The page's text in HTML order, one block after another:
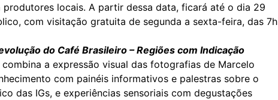
locais. A partir dessa data, ficará até o dia 29
com visitação gratuita de segunda a sexta-feira, das 7h
do Café Brasileiro – Regiões com Indicação
a expressão visual das fotografias de Marcelo
com painéis informativos e palestras sobre o
das IGs, e experiências sensoriais com degustações